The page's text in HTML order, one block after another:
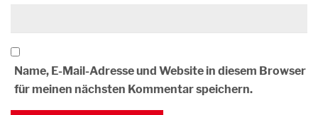
Name, E-Mail-Adresse und Website in diesem Browser
für meinen nächsten Kommentar speichern.